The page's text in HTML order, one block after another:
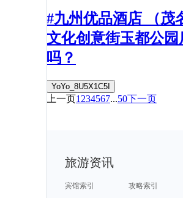
#九州优品酒店 （茂
文化创意街玉都公园
吗？
YoYo_8U5X1C5I
上一页1 234567...50下一页
旅游资讯
宾馆索引
攻略索引